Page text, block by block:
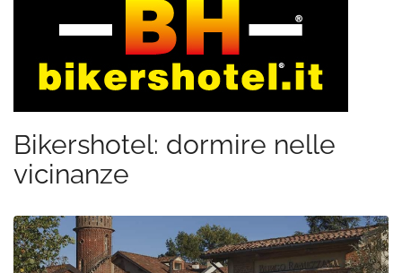
Bikershotel: dormire nelle
vicinanze